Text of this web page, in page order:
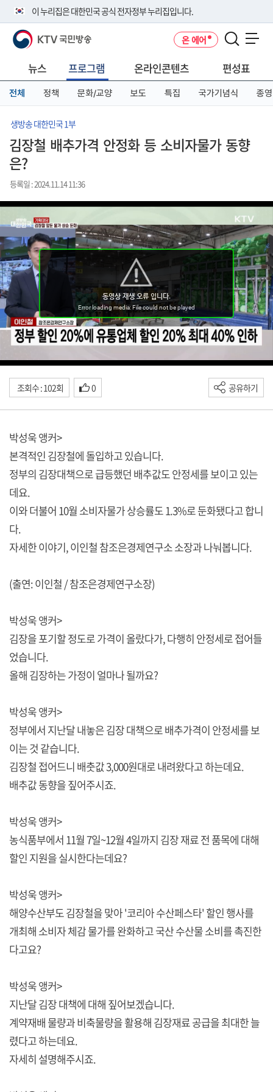
이 누리집은 대한민국 공식 전자정부 누리집입니다.
공식 누리집 주소 확인하기
니다.
이밖에 or.kr 또는 .kr등 다른 도메인 주소를 사용하고 있다면 아래 URL에
서 도메인 주소를 확인해 보세요
KTV 국민방송 온 에어
뉴스 프로그램 온라인콘텐츠 편성표
전체 정책 문화/교양 보도 특집 국가기념식 종영
생방송 대한민국 1부
김장철 배추가격 안정화 등 소비자물가 동향
은?
등록일 : 2024.11.14 11:36
조회수 : 102회 0 공유하기
박성욱 앵커>
본격적인 김장철에 돌입하고 있습니다.
정부의 김장대책으로 급등했던 배추값도 안정세를 보이고 있는
데요.
이와 더불어 10월 소비자물가 상승률도 1.3%로 둔화됐다고 합니
다.
자세한 이야기, 이인철 참조은경제연구소 소장과 나눠봅니다.
(출연: 이인철 / 참조은경제연구소장)
박성욱 앵커>
김장을 포기할 정도로 가격이 올랐다가, 다행히 안정세로 접어들
었습니다.
올해 김장하는 가정이 얼마나 될까요?
박성욱 앵커>
정부에서 지난달 내놓은 김장 대책으로 배추가격이 안정세를 보
이는 것 같습니다.
김장철 접어드니 배춧값 3,000원대로 내려왔다고 하는데요.
배추값 동향을 짚어주시죠.
박성욱 앵커>
농식품부에서 11월 7일~12월 4일까지 김장 재료 전 품목에 대해
할인 지원을 실시한다는데요?
박성욱 앵커>
해양수산부도 김장철을 맞아 '코리아 수산페스타' 할인 행사를
개최해 소비자 체감 물가를 완화하고 국산 수산물 소비를 촉진한
다고요?
박성욱 앵커>
지난달 김장 대책에 대해 짚어보겠습니다.
계약재배 물량과 비축물량을 활용해 김장재료 공급을 최대한 늘
렸다고 하는데요.
자세히 설명해주시죠.